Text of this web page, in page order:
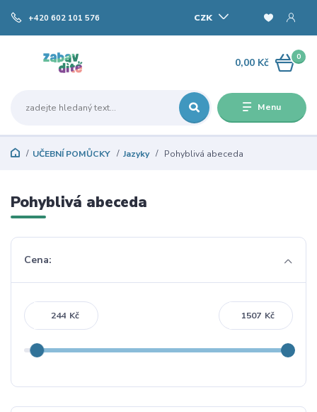
Menu
CZK
+420 602 101 576
0
0,00 Kč
UČEBNÍ POMŮCKY Jazyky Pohyblivá abeceda
Pohyblivá abeceda
Cena:
Kč Kč